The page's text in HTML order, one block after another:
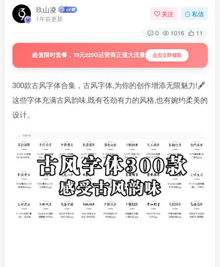
玖山凌
1年前更新
关注 私信
0 1016 11
超值限时套餐，19元225G运营商正规大流量 点击立即领取
300款古风字体合集，古风字体,为你的创作增添无限魅力!🖋️
这些字体充满古风韵味,既有苍劲有力的风格,也有婉约柔美的
设计。